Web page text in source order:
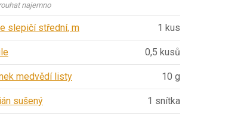
najemno
slepičí střední, m 1 kus
0,5 kusů
medvědí listy 10 g
sušený 1 snítka